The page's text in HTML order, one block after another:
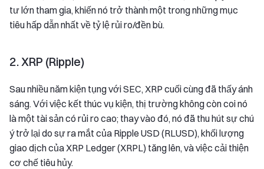
tư lớn tham gia, khiến nó trở thành một trong những mục
tiêu hấp dẫn nhất về tỷ lệ rủi ro/đền bù.
2. XRP (Ripple)
Sau nhiều năm kiện tụng với SEC, XRP cuối cùng đã thấy ánh
sáng. Với việc kết thúc vụ kiện, thị trường không còn coi nó
là một tài sản có rủi ro cao; thay vào đó, nó đã thu hút sự chú
ý trở lại do sự ra mắt của Ripple USD (RLUSD), khối lượng
giao dịch của XRP Ledger (XRPL) tăng lên, và việc cải thiện
cơ chế tiêu hủy.